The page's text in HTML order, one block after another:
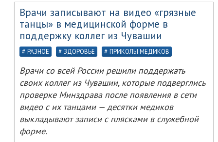
Врачи записывают на видео «грязные
танцы» в медицинской форме в
поддержку коллег из Чувашии
РАЗНОЕ ЗДОРОВЬЕ ПРИКОЛЫ МЕДИКОВ
Врачи со всей России решили поддержать
своих коллег из Чувашии, которые подверглись
проверке Минздрава после появления в сети
видео с их танцами — десятки медиков
выкладывают записи с плясками в служебной
форме.